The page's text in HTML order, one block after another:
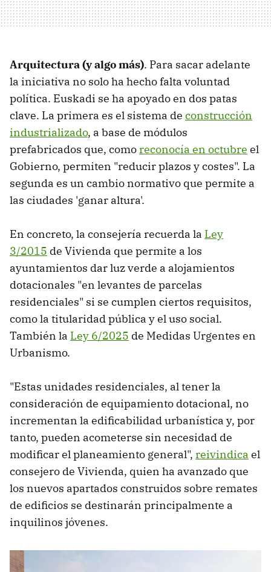
Arquitectura (y algo más). Para sacar adelante
la iniciativa no solo ha hecho falta voluntad
política. Euskadi se ha apoyado en dos patas
clave. La primera es el sistema de construcción
industrializado, a base de módulos
prefabricados que, comoreconocía en octubre el
Gobierno, permiten "reducir plazos y costes". La
segunda es un cambio normativo que permite a
las ciudades 'ganar altura'.
En concreto, la consejería recuerda la Ley
3/2015 de Vivienda que permite a los
ayuntamientos dar luz verde a alojamientos
dotacionales "en levantes de parcelas
residenciales" si se cumplen ciertos requisitos,
como la titularidad pública y el uso social.
También la Ley 6/2025 de Medidas Urgentes en
Urbanismo.
"Estas unidades residenciales, al tener la
consideración de equipamiento dotacional, no
incrementan la edificabilidad urbanística y, por
tanto, pueden acometerse sin necesidad de
modificar el planeamiento general", reivindica el
consejero de Vivienda, quien ha avanzado que
los nuevos apartados construidos sobre remates
de edificios se destinarán principalmente a
inquilinos jóvenes.